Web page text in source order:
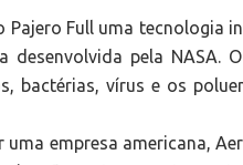
Full uma tecnologia
desenvolvida pela
bactérias, vírus e os
empresa americana,